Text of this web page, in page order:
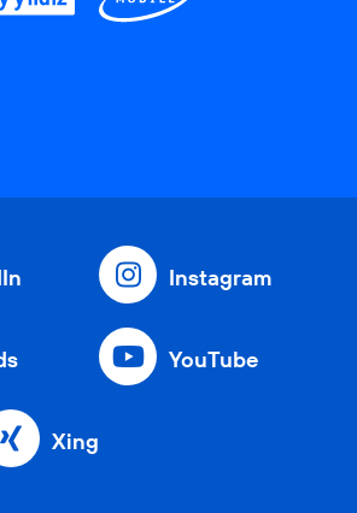
Instagram
YouTube
Xing